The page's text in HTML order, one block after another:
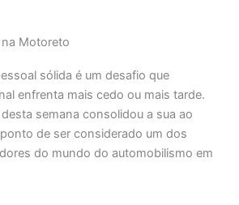
Motoreto
sólida é um desafio que
enfrenta mais cedo ou mais tarde.
semana consolidou a sua ao
de ser considerado um dos
do mundo do automobilismo em